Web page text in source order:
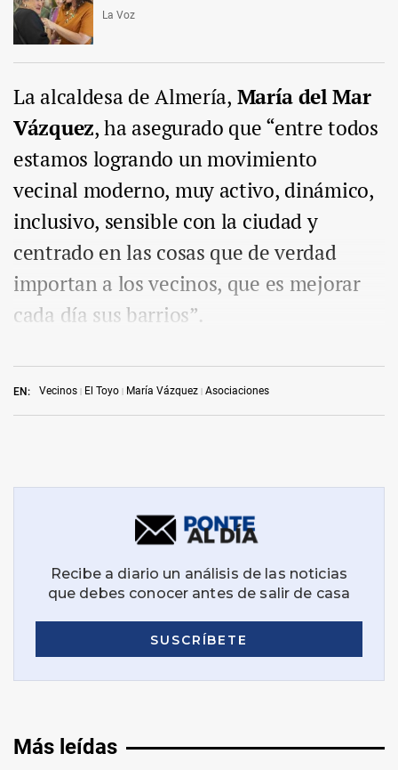
EN: Vecinos El Toyo María Vázquez Asociaciones
La Voz
La alcaldesa de Almería, María del Mar
Vázquez, ha asegurado que “entre todos
estamos logrando un movimiento
vecinal moderno, muy activo, dinámico,
inclusivo, sensible con la ciudad y
centrado en las cosas que de verdad
importan a los vecinos, que es mejorar
cada día sus barrios”.
Más leídas